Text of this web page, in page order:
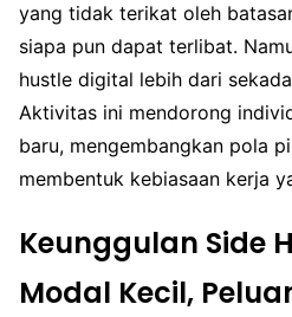
yang tidak terikat oleh
siapa pun dapat terlibat.
hustle digital lebih dari
Aktivitas ini mendorong
baru, mengembangkan pola
membentuk kebiasaan kerja
Keunggulan Side
Modal Kecil,